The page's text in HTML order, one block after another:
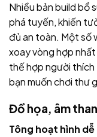
Nhiều bản build bổ
phá tuyến, khiến
đủ an toàn. Một số
xoay vòng hợp
thế hợp người
bạn muốn chơi thư
Đồ họa, âm
Tông hoạt hình